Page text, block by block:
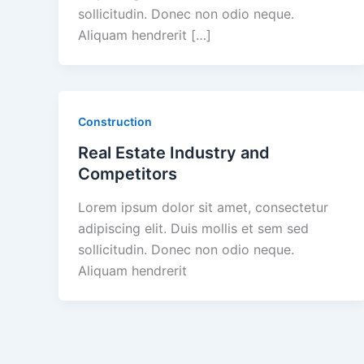
sollicitudin. Donec non odio neque.
Aliquam hendrerit […]
Construction
Real Estate Industry and
Competitors
Lorem ipsum dolor sit amet, consectetur
adipiscing elit. Duis mollis et sem sed
sollicitudin. Donec non odio neque.
Aliquam hendrerit